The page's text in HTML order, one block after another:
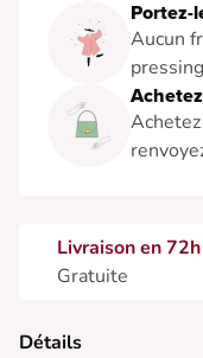
Portez-
Aucun
Livraison en 72h
Gratuite
Détails